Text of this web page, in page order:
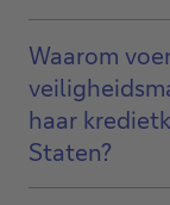
Waarom
haar
Staten?